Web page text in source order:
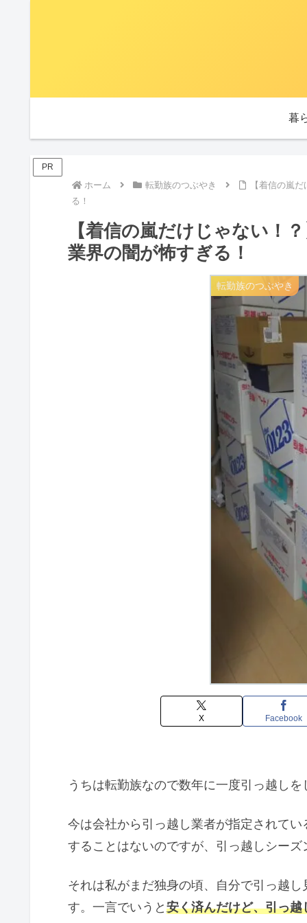
暮
PR
ホーム 転勤族のつぶやき
【着信の嵐
る！
【着信の嵐だけじゃない！
業界の闇が怖すぎる！
転勤族のつぶやき
X Facebook
うちは転勤族なので数年に一度引っ越しを
今は会社から引っ越し業者が指定されて
することはないのですが、引っ越しシー
それは私がまだ独身の頃、自分で引っ越
す。一言でいうと 安く済んだけど、引っ